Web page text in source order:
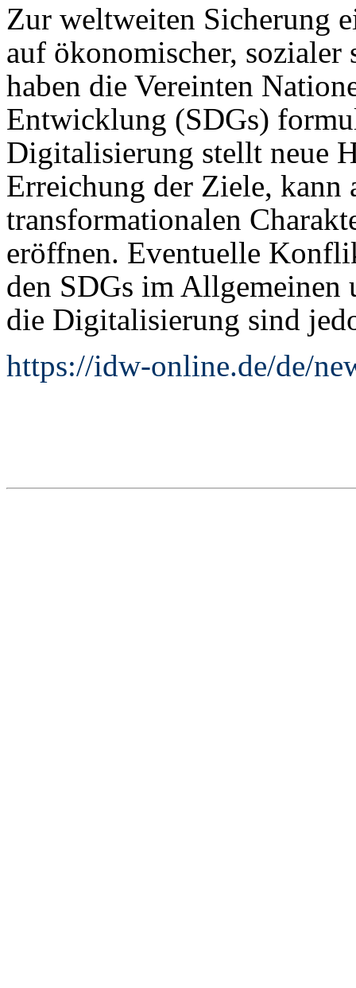
Zur weltweiten Sicherung
auf ökonomischer,
haben die Vereinten
Entwicklung (SDGs)
Digitalisierung stellt neue
Erreichung der Ziele, kann
transformationalen
eröffnen. Eventuelle
den SDGs im Allgemeinen
die Digitalisierung sind
https://idw-online.de/de/